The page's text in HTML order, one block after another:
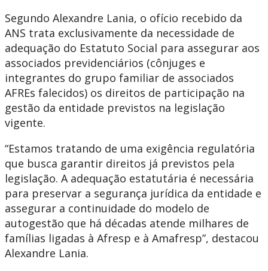
Segundo Alexandre Lania, o ofício recebido da
ANS trata exclusivamente da necessidade de
adequação do Estatuto Social para assegurar aos
associados previdenciários (cônjuges e
integrantes do grupo familiar de associados
AFREs falecidos) os direitos de participação na
gestão da entidade previstos na legislação
vigente.
“Estamos tratando de uma exigência regulatória
que busca garantir direitos já previstos pela
legislação. A adequação estatutária é necessária
para preservar a segurança jurídica da entidade e
assegurar a continuidade do modelo de
autogestão que há décadas atende milhares de
famílias ligadas à Afresp e à Amafresp”, destacou
Alexandre Lania.